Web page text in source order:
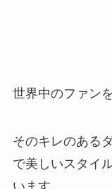
世界中のファン
そのキレのある
で美しいスタイ
います。